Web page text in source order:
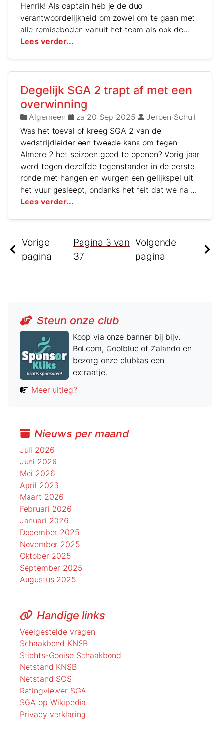
Henrik! Als captain heb je de duo
verantwoordelijkheid om zowel om te gaan met
alle remiseboden vanuit het team als ook de
verantwoordelijkheden van een wedstrijdleider.
bij de partijen van Gerard ;-) Laat het nou deze
wedstrijd gelijk anders lopen voor onze nieuwe
captain…
Lees verder...
Degelijk SGA 2 trapt af met een
overwinning
Algemeen za 20 Sep 2025
Jeroen Schuil
Was het toeval of kreeg SGA 2 van de
wedstrijdleider een tweede kans om tegen
Almere 2 het seizoen goed te openen? Vorig jaar
werd tegen dezelfde tegenstander in de eerste
ronde met hangen en wurgen een gelijkspel uit
het vuur gesleept, ondanks het feit dat we na 1
minuut al met 1-0 voor stonden. Dat moest dus
Lees verder...
Vorige
pagina
Pagina 3 van
37
Volgende
pagina
Steun onze club
Koop via onze banner bij bijv.
Bol.com, Coolblue of Zalando en
bezorg onze clubkas een
extraatje.
Meer uitleg?
Nieuws per maand
Juli 2026
Juni 2026
Mei 2026
April 2026
Maart 2026
Februari 2026
Januari 2026
December 2025
November 2025
Oktober 2025
September 2025
Augustus 2025
Handige links
Veelgestelde vragen
Schaakbond KNSB
Stichts-Gooise Schaakbond
Netstand KNSB
Netstand SOS
Ratingviewer SGA
SGA op Wikipedia
Privacy verklaring